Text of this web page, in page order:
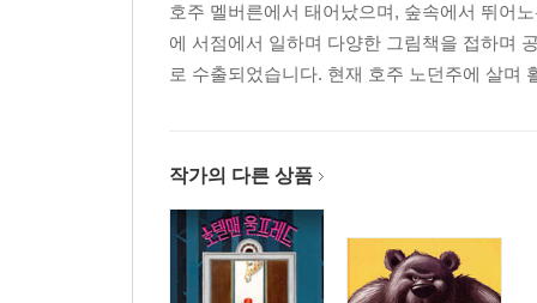
호주 멜버른에서 태어났으며, 숲속에서 뛰어
에 서점에서 일하며 다양한 그림책을 접하며
로 수출되었습니다. 현재 호주 노던주에 살며
작가의 다른 상품